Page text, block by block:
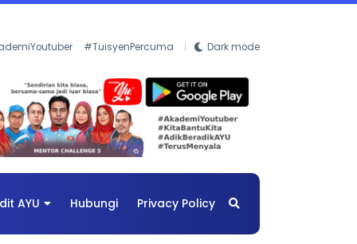
#TuisyenPercuma Dark mode
AYU Hubungi Privacy Policy